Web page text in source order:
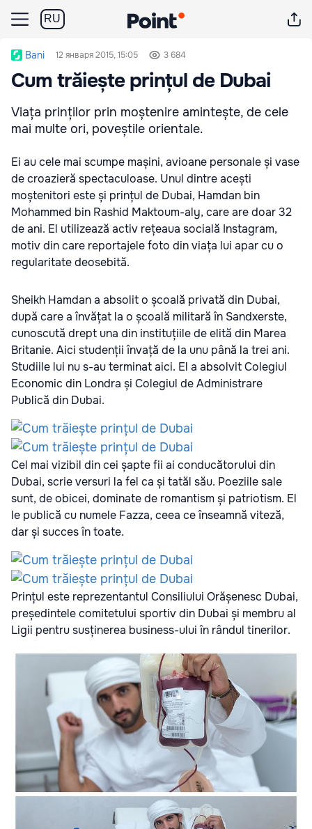
RU
Bani 12 января 2015, 15:05 3 684
Cum trăiește prințul de Dubai
Viața prinților prin moștenire amintește, de cele
mai multe ori, poveștile orientale.
Ei au cele mai scumpe mașini, avioane personale și vase
de croazieră spectaculoase. Unul dintre acești
moștenitori este și prințul de Dubai, Hamdan bin
Mohammed bin Rashid Maktoum-aly, care are doar 32
de ani. El utilizează activ rețeaua socială Instagram,
motiv din care reportajele foto din viața lui apar cu o
regularitate deosebită.
Sheikh Hamdan a absolit o școală privată din Dubai,
după care a învățat la o școală militară în Sandxerste,
cunoscută drept una din instituțiile de elită din Marea
Britanie. Aici studenții învață de la unu până la trei ani.
Studiile lui nu s-au terminat aici. El a absolvit Colegiul
Economic din Londra și Colegiul de Administrare
Publică din Dubai.
Cel mai vizibil din cei șapte fii ai conducătorului din
Dubai, scrie versuri la fel ca și tatăl său. Poeziile sale
sunt, de obicei, dominate de romantism și patriotism. El
le publică cu numele Fazza, ceea ce înseamnă viteză,
dar și succes în toate.
Prințul este reprezentantul Consiliului Orășenesc Dubai,
președintele comitetului sportiv din Dubai și membru al
Ligii pentru susținerea business-ului în rândul tinerilor.